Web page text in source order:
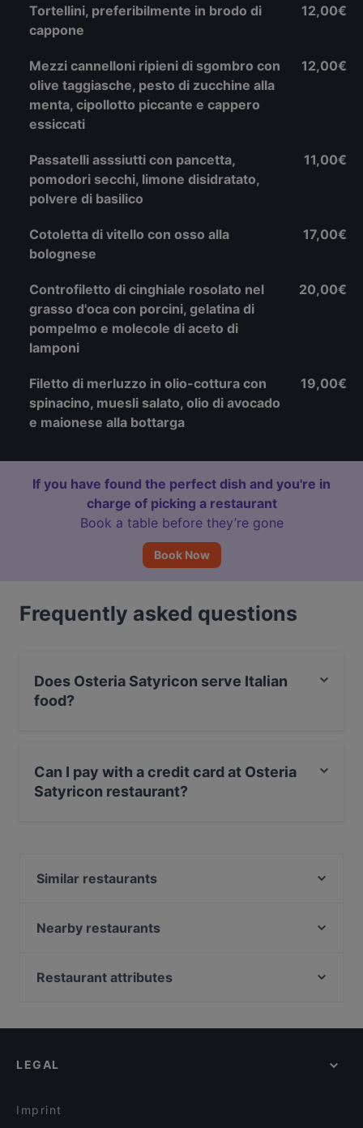
Tortellini, preferibilmente in brodo di
cappone
12,00€
Mezzi cannelloni ripieni di sgombro con
olive taggiasche, pesto di zucchine alla
menta, cipollotto piccante e cappero
essiccati
12,00€
Passatelli asssiutti con pancetta,
pomodori secchi, limone disidratato,
polvere di basilico
11,00€
Cotoletta di vitello con osso alla
bolognese
17,00€
Controfiletto di cinghiale rosolato nel
grasso d'oca con porcini, gelatina di
pompelmo e molecole di aceto di
lamponi
20,00€
Filetto di merluzzo in olio-cottura con
spinacino, muesli salato, olio di avocado
e maionese alla bottarga
19,00€
If you have found the perfect dish and you're in
charge of picking a restaurant
Book a table before they’re gone
Book Now
Frequently asked questions
Does Osteria Satyricon serve Italian
food?
Can I pay with a credit card at Osteria
Satyricon restaurant?
Similar restaurants
Pizzeria Al Mulino
Capriccio Ristorante
Quaranta 100 - Arno
Nearby restaurants
L'Atelier Bottega del Gusto
Pizzeria Vincenzo Capuano Bologna
Restaurant attributes
Dinner Options in Bologna
LEGAL
Imprint